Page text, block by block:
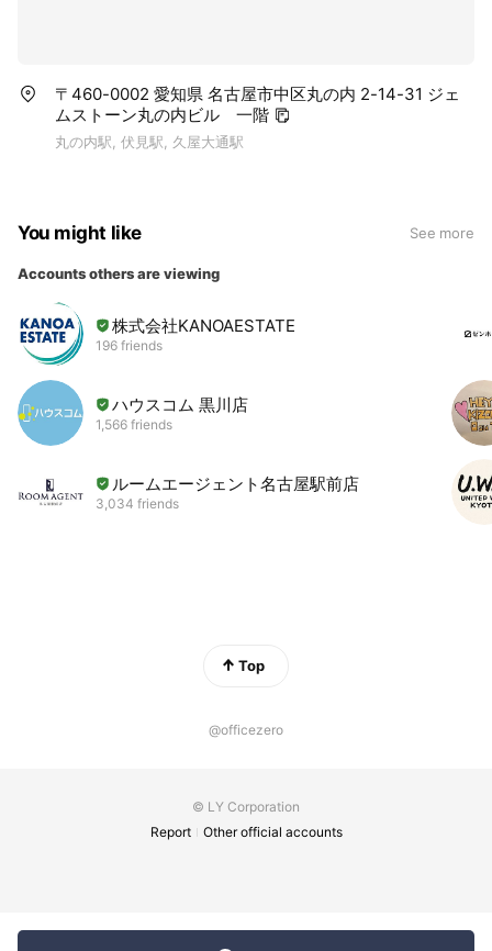
〒460-0002 愛知県 名古屋市中区丸の内 2-14-31 ジェ
ムストーン丸の内ビル 一階
丸の内駅, 伏見駅, 久屋大通駅
You might like See more
Accounts others are viewing
株式会社KANOAESTATE
196 friends
ハウスコム 黒川店
1,566 friends
ルームエージェント名古屋駅前店
3,034 friends
Top
@officezero
© LY Corporation
Report
Other official accounts